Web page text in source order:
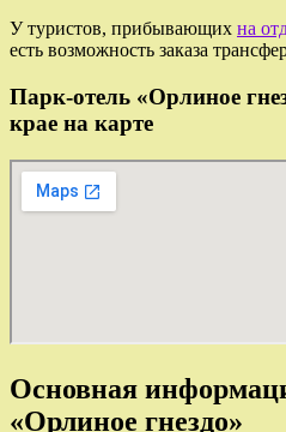
У туристов, прибывающих на
есть возможность заказа
Парк-отель «Орлиное
крае на карте
Основная
«Орлиное гнездо»